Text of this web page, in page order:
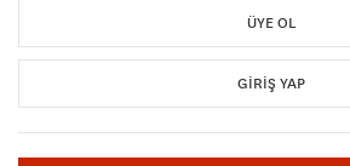
ÜYE OL
GIRIŞ YAP